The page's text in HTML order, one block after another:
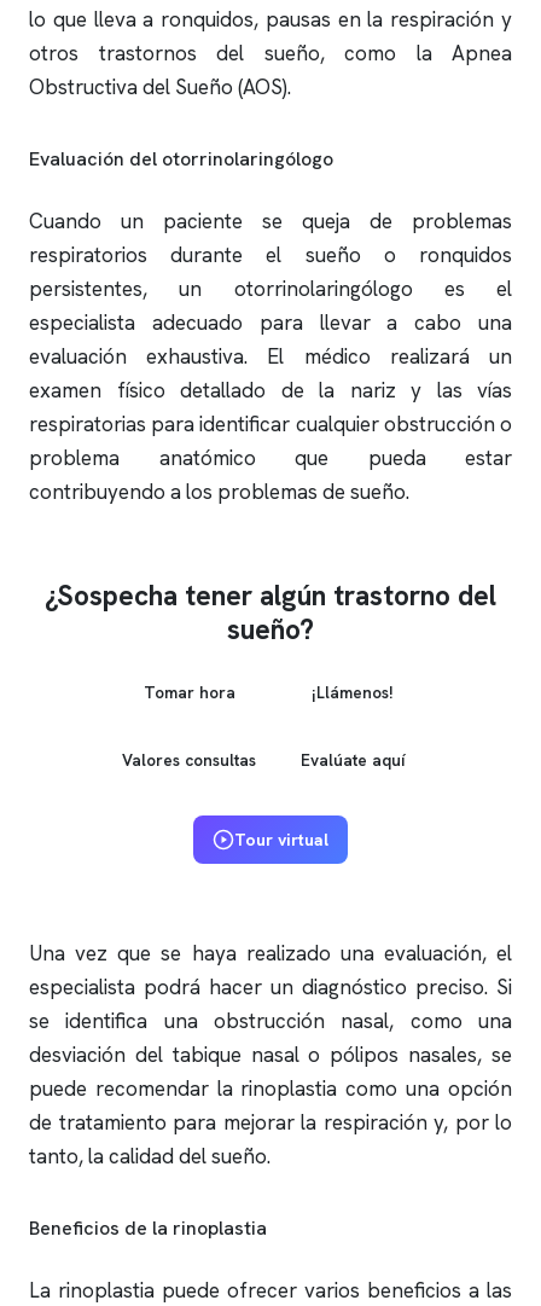
lo que lleva a ronquidos, pausas en la respiración y
otros trastornos del sueño, como la Apnea
Obstructiva del Sueño (AOS).
Evaluación del otorrinolaringólogo
Cuando un paciente se queja de problemas
respiratorios durante el sueño o ronquidos
persistentes, un otorrinolaringólogo es el
especialista adecuado para llevar a cabo una
evaluación exhaustiva. El médico realizará un
examen físico detallado de la nariz y las vías
respiratorias para identificar cualquier obstrucción o
problema anatómico que pueda estar
contribuyendo a los problemas de sueño.
¿Sospecha tener algún trastorno del
sueño?
Tomar hora ¡Llámenos!
Valores consultas Evalúate aquí
Tour virtual
Una vez que se haya realizado una evaluación, el
especialista podrá hacer un diagnóstico preciso. Si
se identifica una obstrucción nasal, como una
desviación del tabique nasal o pólipos nasales, se
puede recomendar la rinoplastia como una opción
de tratamiento para mejorar la respiración y, por lo
tanto, la calidad del sueño.
Beneficios de la rinoplastia
La rinoplastia puede ofrecer varios beneficios a las